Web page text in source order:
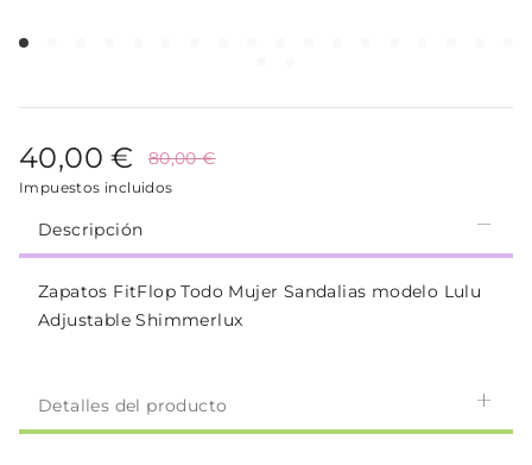
40,00 € 80,00 €
Impuestos incluidos
Descripción
Zapatos FitFlop Todo Mujer Sandalias modelo Lulu
Adjustable Shimmerlux
Detalles del producto